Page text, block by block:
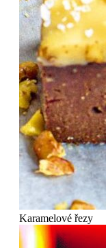
Karamelové řezy